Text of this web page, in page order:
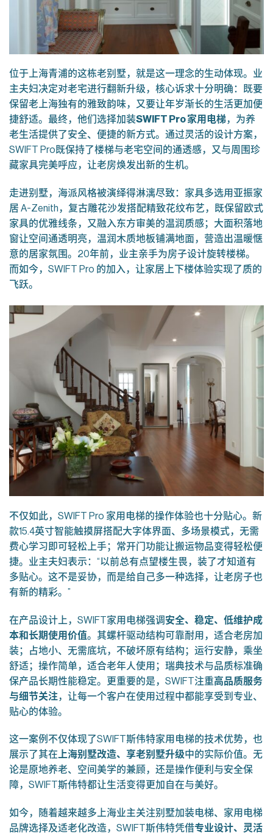
位于上海青浦的这栋老别墅，就是这一理念的生动体现。业
主夫妇决定对老宅进行翻新升级，核心诉求十分明确：既要
保留老上海独有的雅致韵味，又要让年岁渐长的生活更加便
捷舒适。最终，他们选择加装SWIFT Pro家用电梯，为养
老生活提供了安全、便捷的新方式。通过灵活的设计方案，
SWIFT Pro既保持了楼梯与老宅空间的通透感，又与周围珍
藏家具完美呼应，让老房焕发出新的生机。
走进别墅，海派风格被演绎得淋漓尽致：家具多选用亚振家
居 A-Zenith，复古雕花沙发搭配精致花纹布艺，既保留欧式
家具的优雅线条，又融入东方审美的温润质感；大面积落地
窗让空间通透明亮，温润木质地板铺满地面，营造出温暖惬
意的居家氛围。20年前，业主亲手为房子设计旋转楼梯。
而如今，SWIFT Pro 的加入，让家居上下楼体验实现了质的
飞跃。
不仅如此，SWIFT Pro 家用电梯的操作体验也十分贴心。新
款15.4英寸智能触摸屏搭配大字体界面、多场景模式，无需
费心学习即可轻松上手；常开门功能让搬运物品变得轻松便
捷。业主夫妇表示：“以前总有点望楼生畏，装了才知道有
多贴心。这不是妥协，而是给自己多一种选择，让老房子也
有新的精彩。”
在产品设计上，SWIFT家用电梯强调 安全、稳定、低维护成
本和长期使用价值。其螺杆驱动结构可靠耐用，适合老房加
装；占地小、无需底坑，不破坏原有结构；运行安静，乘坐
舒适；操作简单，适合老年人使用；瑞典技术与品质标准确
保产品长期性能稳定。更重要的是，SWIFT注重高品质服务
与细节关注 ，让每一个客户在使用过程中都能享受到专业、
贴心的体验。
这一案例不仅体现了SWIFT斯伟特家用电梯的技术优势，也
展示了其在上海别墅改造、享老别墅升级中的实际价值。无
论是原地养老、空间美学的兼顾，还是操作便利与安全保
障，SWIFT斯伟特都让生活变得更加自在与美好。
如今，随着越来越多上海业主关注别墅加装电梯、家用电梯
品牌选择及适老化改造，SWIFT斯伟特凭借专业设计、灵活